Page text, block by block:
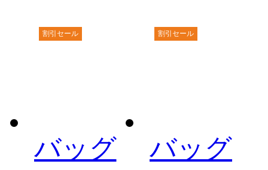
割引セール
バッグ
割引セール
バッグ